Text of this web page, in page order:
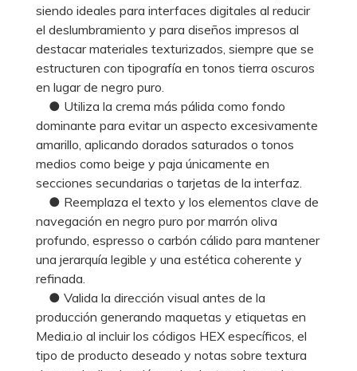
siendo ideales para interfaces digitales al reducir
el deslumbramiento y para diseños impresos al
destacar materiales texturizados, siempre que se
estructuren con tipografía en tonos tierra oscuros
en lugar de negro puro.
● Utiliza la crema más pálida como fondo
dominante para evitar un aspecto excesivamente
amarillo, aplicando dorados saturados o tonos
medios como beige y paja únicamente en
secciones secundarias o tarjetas de la interfaz.
● Reemplaza el texto y los elementos clave de
navegación en negro puro por marrón oliva
profundo, espresso o carbón cálido para mantener
una jerarquía legible y una estética coherente y
refinada.
● Valida la dirección visual antes de la
producción generando maquetas y etiquetas en
Media.io al incluir los códigos HEX específicos, el
tipo de producto deseado y notas sobre textura